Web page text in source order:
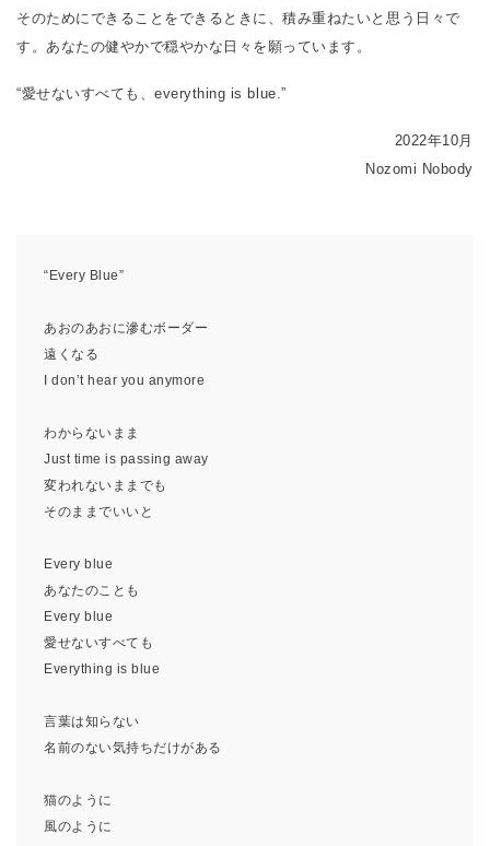
そのためにできることをできるときに、積み重ねたいと思う日々で
す。あなたの健やかで穏やかな日々を願っています。
“愛せないすべても、everything is blue.”
2022年10月
Nozomi Nobody
“Every Blue”
あおのあおに滲むボーダー
遠くなる
I don’t hear you anymore
わからないまま
Just time is passing away
変われないままでも
そのままでいいと
Every blue
あなたのことも
Every blue
愛せないすべても
Everything is blue
言葉は知らない
名前のない気持ちだけがある
猫のように
風のように